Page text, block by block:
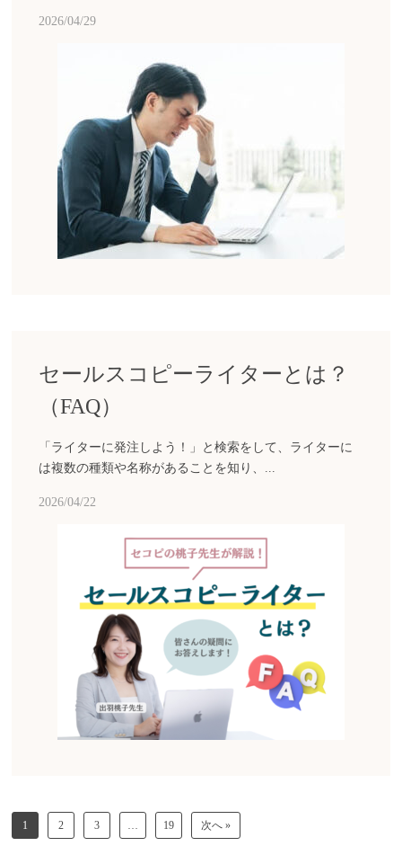
2026/04/29
セールスコピーライターとは？
（FAQ）
「ライターに発注しよう！」と検索をして、ライターに
は複数の種類や名称があることを知り、...
2026/04/22
1 2 3 19 次へ »